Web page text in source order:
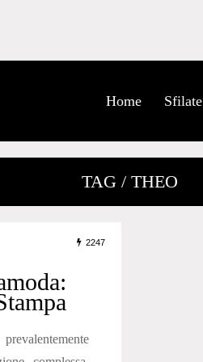
Home Sfilate
TAG / THEO
2247